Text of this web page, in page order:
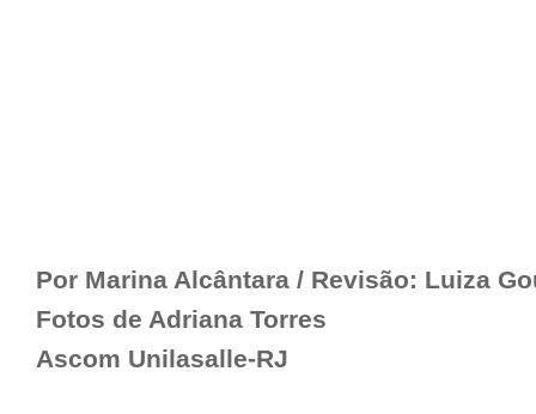
Por Marina Alcântara / Revisão: Luiza
Fotos de Adriana Torres
Ascom Unilasalle-RJ